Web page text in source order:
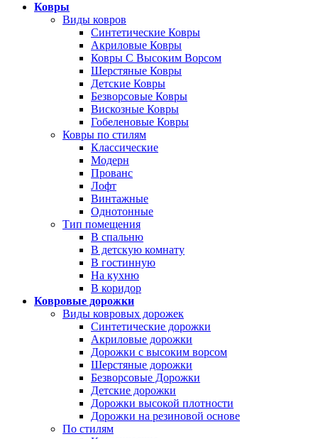
Ковры
Виды ковров
Синтетические Ковры
Акриловые Ковры
Ковры С Высоким Ворсом
Шерстяные Ковры
Детские Ковры
Безворсовые Ковры
Вискозные Ковры
Гобеленовые Ковры
Ковры по стилям
Классические
Модерн
Прованс
Лофт
Винтажные
Однотонные
Тип помещения
В спальню
В детскую комнату
В гостинную
На кухню
В коридор
Ковровые дорожки
Виды ковровых дорожек
Синтетические дорожки
Акриловые дорожки
Дорожки с высоким ворсом
Шерстяные дорожки
Безворсовые Дорожки
Детские дорожки
Дорожки высокой плотности
Дорожки на резиновой основе
По стилям